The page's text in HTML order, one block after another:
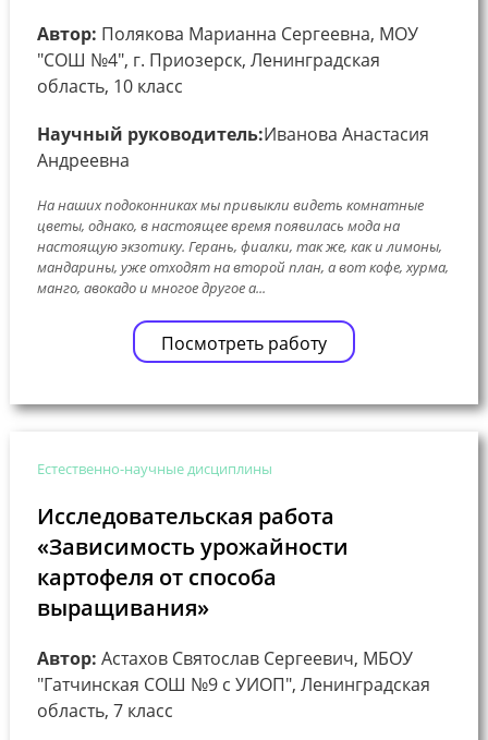
Автор: Полякова Марианна Сергеевна, МОУ
"СОШ №4", г. Приозерск, Ленинградская
область, 10 класс
Научный руководитель:Иванова Анастасия
Андреевна
На наших подоконниках мы привыкли видеть комнатные
цветы, однако, в настоящее время появилась мода на
настоящую экзотику. Герань, фиалки, так же, как и лимоны,
мандарины, уже отходят на второй план, а вот кофе, хурма,
манго, авокадо и многое другое а...
Посмотреть работу
Естественно-научные дисциплины
Исследовательская работа
«Зависимость урожайности
картофеля от способа
выращивания»
Автор: Астахов Святослав Сергеевич, МБОУ
"Гатчинская СОШ №9 с УИОП", Ленинградская
область, 7 класс